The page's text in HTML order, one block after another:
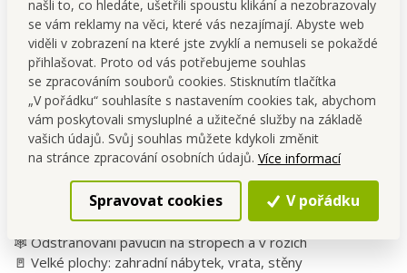
našli to, co hledáte, ušetřili spoustu klikání a nezobrazovaly
se vám reklamy na věci, které vás nezajímají. Abyste web
viděli v zobrazení na které jste zvyklí a nemuseli se pokaždé
přihlašovat. Proto od vás potřebujeme souhlas
se zpracováním souborů cookies. Stisknutím tlačítka
„V pořádku“ souhlasíte s nastavením cookies tak, abychom
vám poskytovali smysluplné a užitečné služby na základě
vašich údajů. Svůj souhlas můžete kdykoli změnit
na stránce zpracování osobních údajů. Více informací
Spravovat cookies V pořádku
1× kovová teleskopická rukojeť s otočnou plastovou
platformou
1× SASANKA tyrkysový návlek
+ ZDARMA 1× SASANKA fuchsiový návlek
Použití:
🧼 Nasucho: zametání prachu z podlah, pod nábytkem i z
rohů
💦 Namokro: vytírání všech omyvatelných ploch
🪟 Okna & dlaždičky: čištění i ve výšce díky teleskopické
🕸️ Odstraňování pavučin na stropech a v rozích
🚪 Velké plochy: zahradní nábytek, vrata, stěny